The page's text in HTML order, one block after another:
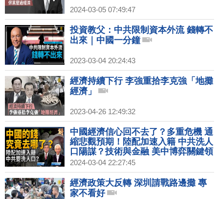
2024-03-05 07:49:47
投資教父：中共限制資本外流 錢轉不
出來｜中國一分鐘
2023-03-04 20:24:43
經濟持續下行 李強重拾李克強「地攤
經濟」
2023-04-26 12:49:32
中國經濟信心回不去了？多重危機 通
縮悲觀預期！陸配加速入籍 中共洗人
口陽謀？技術與金融 美中博弈關鍵領
域！中共邪惡黑幫「以刑化債」！｜
吳嘉隆｜黃清龍｜新聞大破解
【2024年3月4日】
2024-03-04 22:27:45
經濟政策大反轉 深圳請戰路邊攤 專
家不看好